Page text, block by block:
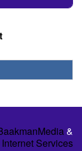
&
Services